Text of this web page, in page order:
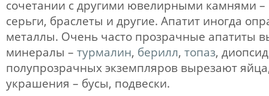
сочетании с другими ювелирными камнями
серьги, браслеты и другие. Апатит иногда
металлы. Очень часто прозрачные апатиты
минералы – турмалин, берилл, топаз,
полупрозрачных экземпляров вырезают
украшения – бусы, подвески.